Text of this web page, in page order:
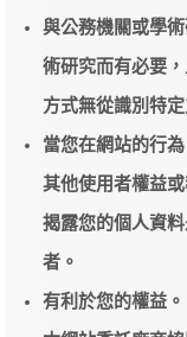
與公務機關或學
術研究而有必要
方式無從識別特定
當您在網站的行
其他使用者權益
揭露您的個人資
者。
有利於您的權益。